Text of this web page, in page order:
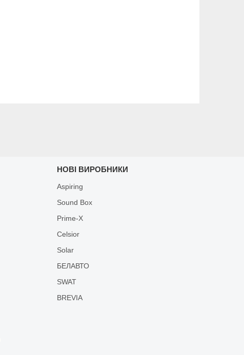
НОВІ ВИРОБНИКИ
Aspiring
Sound Box
Prime-X
Celsior
Solar
БЕЛАВТО
SWAT
BREVIA